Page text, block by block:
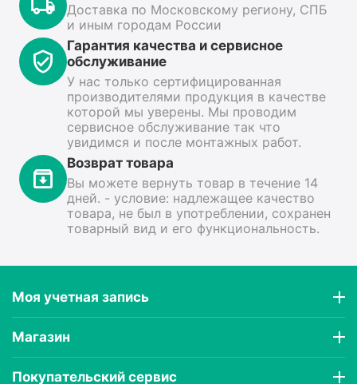
Доставка по Московскому региону, СПБ
и иным городам России
Гарантия качества и сервисное
обслуживание
У нас только сертифицированная
производителями продукция в качестве
которой мы уверены. Мы проводим
сервисное обслуживание так что
увидимся и после монтажных работ.
Возврат товара
Вы можете вернуть товар в течение 14
дней. - условие: надлежащее качество
товара, не был в употреблении, сохранен
товарный вид и его функциональность.
Моя учетная запись
Магазин
Покупательский сервис